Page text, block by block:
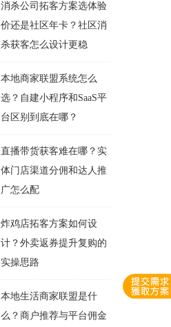
消杀公司拓客方案选体验
价还是社区年卡？社区消
杀获客怎么设计更稳
本地商家联盟系统怎么
选？自建小程序和SaaS平
台区别到底在哪？
直播带货获客难在哪？实
体门店渠道分佣和达人推
广怎么配
炸鸡店拓客方案如何设
计？外卖返券提升复购的
实操思路
本地生活商家联盟是什
么？商户推荐与平台佣金